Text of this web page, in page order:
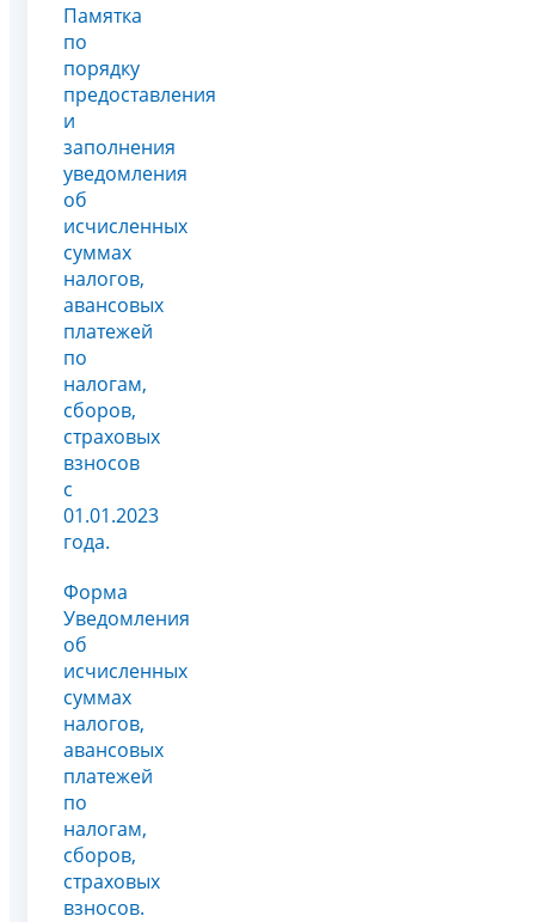
Памятка
по
порядку
предоставления
и
заполнения
уведомления
об
исчисленных
суммах
налогов,
авансовых
платежей
по
налогам,
сборов,
страховых
взносов
с
01.01.2023
года.
Форма
Уведомления
об
исчисленных
суммах
налогов,
авансовых
платежей
по
налогам,
сборов,
страховых
взносов.